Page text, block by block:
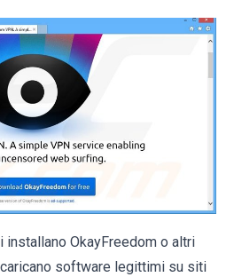
installano OkayFreedom o altri
software legittimi su siti